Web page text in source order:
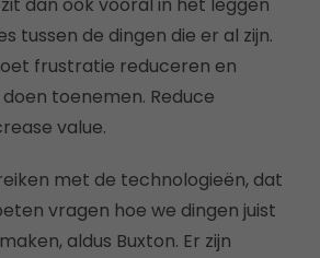
dan ook vooral in het leggen
tussen de dingen die er al zijn.
frustratie reduceren en
toenemen. Reduce
value.
met de technologieën, dat
vragen hoe we dingen juist
aldus Buxton. Er zijn